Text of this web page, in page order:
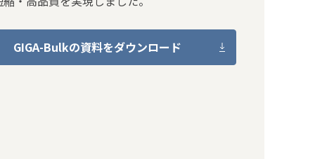
GIGA-Bulkの資料をダウンロード